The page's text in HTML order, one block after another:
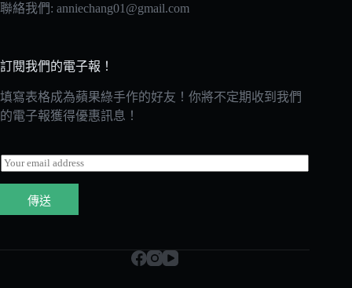
聯絡我們: anniechang01@gmail.com
訂閱我們的電子報！
填寫表格成為蘋果綠手作的好友！你將不定期收到我們
的電子報獲得優惠訊息！
E
m
a
l
傳送